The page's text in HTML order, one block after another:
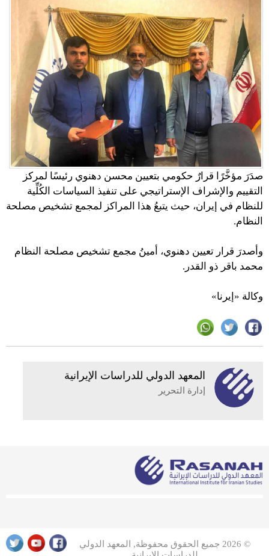
صدَرَ مؤخَّرًا قرارٌ حكومي بتعيين محسن دهنوي رئيسًا لمركز
التقييم والإشراف الإستراتيجي على تنفيذ السياسات الكُلِّية
للنظام في إيران، حيث يتبعُ هذا المراكز لمجمع تشخيص مصلحة
النظام.
وأصدرَ قرار تعيين دهنوي، أمينُ مجمع تشخيص مصلحة النظام
محمد باقر ذو القدر.
وكالة «إيرنا»
المعهد الدولي للدراسات الإيرانية
إدارة التحرير
© 2026 جميع الحقوق محفوظة, المعهد الدولي